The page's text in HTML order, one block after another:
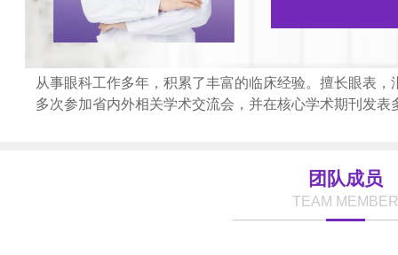
从事眼科工作多年，积累了丰富的临床经验。擅长眼表
多次参加省内外相关学术交流会，并在核心学术期刊发表
团队成员
TEAM MEMBER